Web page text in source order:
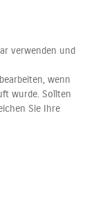
verwenden und
wenn
wurde. Sollten
Sie Ihre